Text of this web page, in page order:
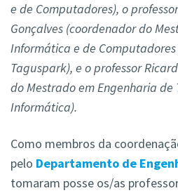
e de Computadores), o
Gonçalves (coordenador do
Informática e de Computadores
Taguspark), e o professor
do Mestrado em Engenharia de
Informática).
Como membros da
pelo Departamento de
tomaram posse os/as